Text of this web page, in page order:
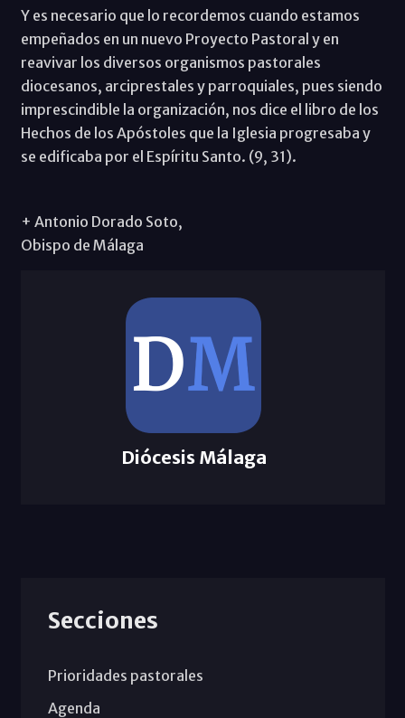
Y es necesario que lo recordemos cuando estamos
empeñados en un nuevo Proyecto Pastoral y en
reavivar los diversos organismos pastorales
diocesanos, arciprestales y parroquiales, pues siendo
imprescindible la organización, nos dice el libro de los
Hechos de los Apóstoles que la Iglesia progresaba y
se edificaba por el Espíritu Santo. (9, 31).
+ Antonio Dorado Soto,
Obispo de Málaga
Diócesis Málaga
Secciones
Prioridades pastorales
Agenda